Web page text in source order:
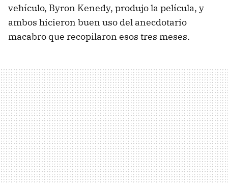
vehículo, Byron Kenedy, produjo la película, y
ambos hicieron buen uso del anecdotario
macabro que recopilaron esos tres meses.